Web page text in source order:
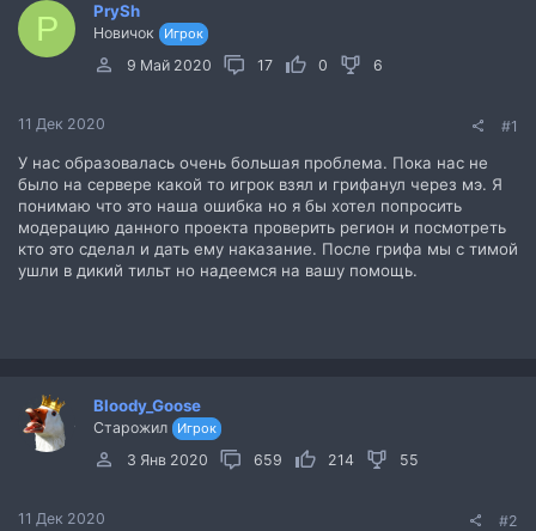
P PrySh
Новичок Игрок
9 Май 2020 17 0 6
11 Дек 2020 #1
У нас образовалась очень большая проблема. Пока нас не
было на сервере какой то игрок взял и грифанул через мэ. Я
понимаю что это наша ошибка но я бы хотел попросить
модерацию данного проекта проверить регион и посмотреть
кто это сделал и дать ему наказание. После грифа мы с тимой
ушли в дикий тильт но надеемся на вашу помощь.
Bloody_Goose
Старожил Игрок
3 Янв 2020 659 214 55
11 Дек 2020 #2